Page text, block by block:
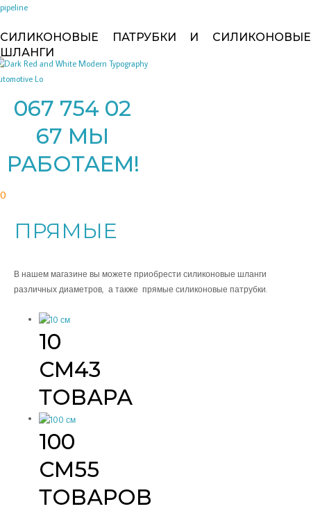
Перейти
содержимому
pipeline
СИЛИКОНОВЫЕ ПАТРУБКИ И СИЛИКОНОВЫЕ
ШЛАНГИ
067 754 02
67 МЫ
РАБОТАЕМ!
0
ПРЯМЫЕ
В нашем магазине вы можете приобрести силиконовые шланги
различных диаметров, а также прямые силиконовые патрубки.
10
СМ43
ТОВАРА
100
СМ55
ТОВАРОВ